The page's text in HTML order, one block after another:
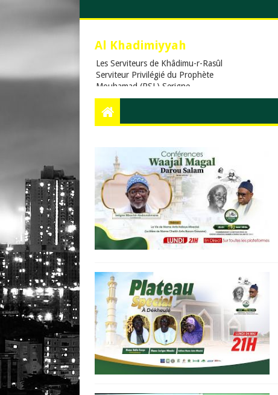
Al Khadimiyyah
Les Serviteurs de Khâdimu-r-Rasûl
Serviteur Privilégié du Prophète
Mouhamad (PSL),Serigne
Touba,Cheikh Ahmadou
Bamba,islam,Mouridisme,islamic
les cinq prières quotidiennes, Le
Khalife Generale des Mourides,
Khassaides, Khassida, Qasida,
Xassida, Hadiths, Hadiths sur le
Coran, hadiths du Prophète
Muhammad, .Org, .Com., Sénégal,
Usa, Dakar, Touba,